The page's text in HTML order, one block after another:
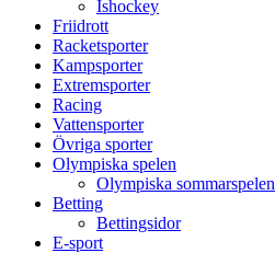
Ishockey
Friidrott
Racketsporter
Kampsporter
Extremsporter
Racing
Vattensporter
Övriga sporter
Olympiska spelen
Olympiska sommarspelen
Betting
Bettingsidor
E-sport